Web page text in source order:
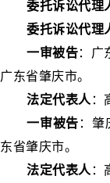
委托诉讼代理
委托诉讼代理
一审被告：广
广东省肇庆市。
法定代表人：
一审被告：
东省肇庆市。
法定代表人：